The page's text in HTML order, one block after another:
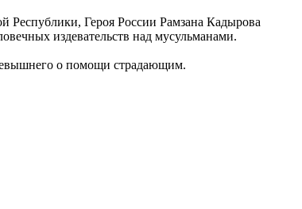
Республики, Героя России Рамзана Кадырова
издевательств над мусульманами.
о помощи страдающим.